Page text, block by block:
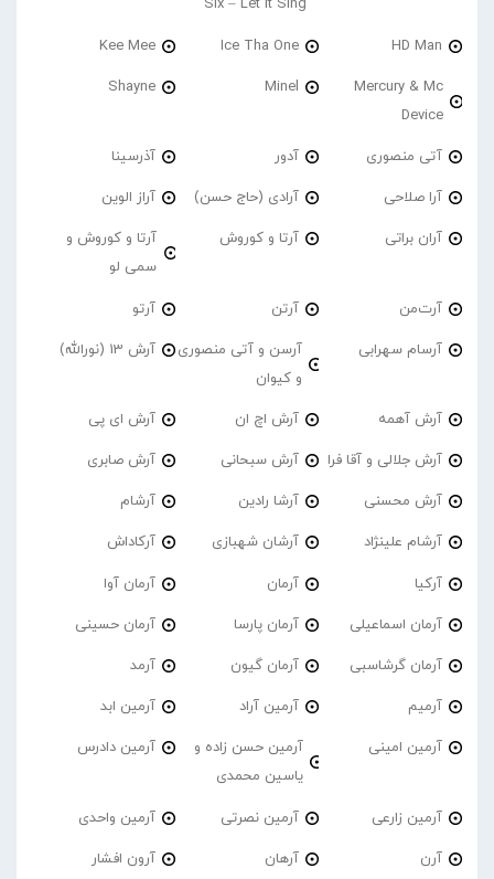
Six – Let It Sing
HD Man
Ice Tha One
Kee Mee
Mercury & Mc
Device
Minel
Shayne
آتی منصوری آدور آذرسینا
آرا صلاحی آرادی (حاج حسن) آراز الوین
آران براتی آرتا و کوروش
آرتا و کوروش و
سمی لو
آرت‌من آرتن آرتو
آرسام سهرابی
آرسن و آتی منصوری
و کیوان
آرش 13 (نورالله)
آرش آهمه آرش اچ ان آرش ای پی
آرش جلالی و آقا فرا آرش سبحانی آرش صابری
آرش محسنی آرشا رادین آرشام
آرشام علینژاد آرشان شهبازی آرکاداش
آرکیا آرمان آرمان آوا
آرمان اسماعیلی آرمان پارسا آرمان حسینی
آرمان گرشاسبی آرمان گیون آرمد
آرمیم آرمین آراد آرمین ابد
آرمین امینی
آرمین حسن زاده و
یاسین محمدی
آرمین دادرس
آرمین زارعی آرمین نصرتی آرمین واحدی
آرن آرهان آرون افشار